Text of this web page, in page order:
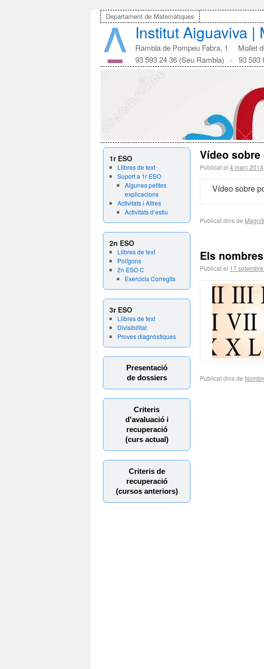
Departament de Matemàtiques
Institut Aiguaviva |
Rambla de Pompeu Fabra, 1 Mollet
93 593 24 36 (Seu Rambla) - 93
1r ESO
Llibres de text
Suport a 1r ESO
Algunes petites
explicacions
Activitats i Altres
Activitats d’estiu
2n ESO
Llibres de text
Polígons
2n ESO C
Exercicis Corregits
3r ESO
Llibres de text
Divisibilitat
Proves diagnòstiques
Presentació
de dossiers
Criteris
d'avaluació i
recuperació
(curs actual)
Criteris de
recuperació
(cursos anteriors)
Vídeo
Publicat el 4 març 2014
Vídeo sobre
Publicat dins de
Els
Publicat el 17
Publicat dins de